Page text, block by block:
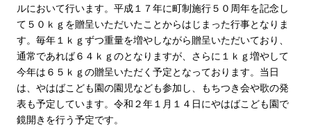
ルにおいて行います。平成１７年に町制施行５０周年を記念し
て５０ｋｇを贈呈いただいたことからはじまった行事となりま
す。毎年１ｋｇずつ重量を増やしながら贈呈いただいており、
通常であれば６４ｋｇのとなりますが、さらに１ｋｇ増やして
今年は６５ｋｇの贈呈いただく予定となっております。当日
は、やはばこども園の園児なども参加し、もちつき会や歌の発
表も予定しています。令和２年１月１４日にやはばこども園で
鏡開きを行う予定です。